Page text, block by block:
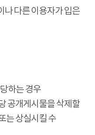
나 다른 이용자가 입은
하는 경우
공개게시물을 삭제할
는 상실시킬 수